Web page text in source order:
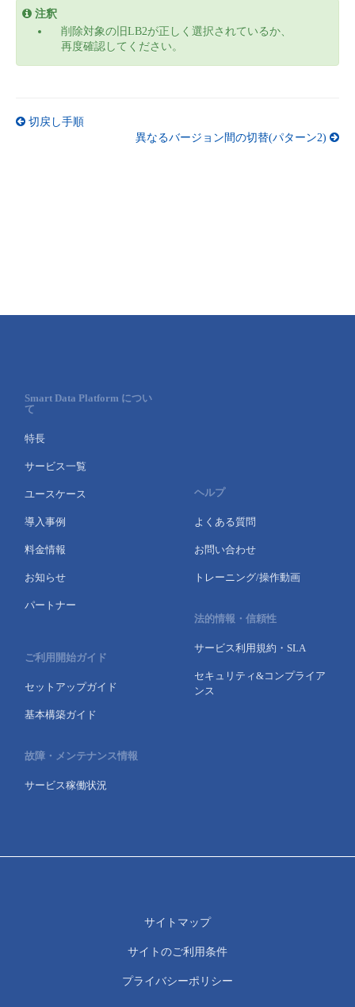
注釈
削除対象の旧LB2が正しく選択されているか、
再度確認してください。
切戻し手順
異なるバージョン間の切替(パターン2)
Smart Data Platform につい
て
特長
サービス一覧
ユースケース
導入事例
料金情報
お知らせ
パートナー
ご利用開始ガイド
セットアップガイド
基本構築ガイド
故障・メンテナンス情報
サービス稼働状況
ヘルプ
よくある質問
お問い合わせ
トレーニング/操作動画
法的情報・信頼性
サービス利用規約・SLA
セキュリティ&コンプライア
ンス
サイトマップ
サイトのご利用条件
プライバシーポリシー